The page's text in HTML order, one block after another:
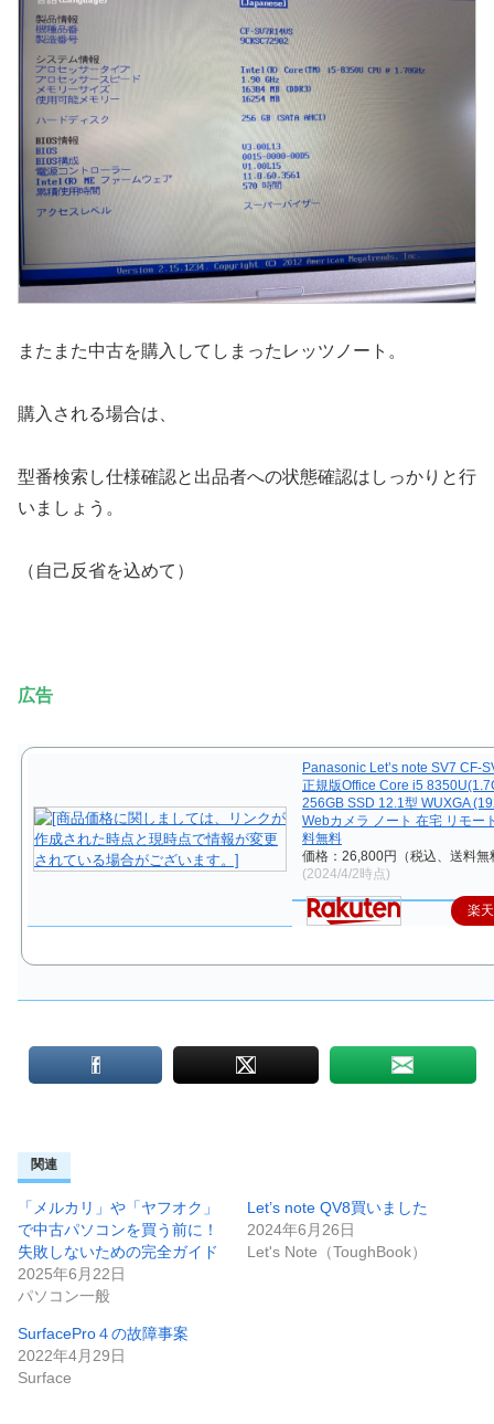
またまた中古を購入してしまったレッツノート。
購入される場合は、
型番検索し仕様確認と出品者への状態確認はしっかりと行
いましょう。
（自己反省を込めて）
広告
Panasonic Let’s note SV7 CF-
正規版Office Core i5
256GB SSD 12.1型 WUXGA
Webカメラ ノート 在宅 リモー
料無料
価格：26,800円（税込、送料無
(2024/4/2時点)
楽
関連
「メルカリ」や「ヤフオク」
で中古パソコンを買う前に！
失敗しないための完全ガイド
2025年6月22日
パソコン一般
Let’s note QV8買いました
2024年6月26日
Let's Note（ToughBook）
SurfacePro４の故障事案
2022年4月29日
Surface